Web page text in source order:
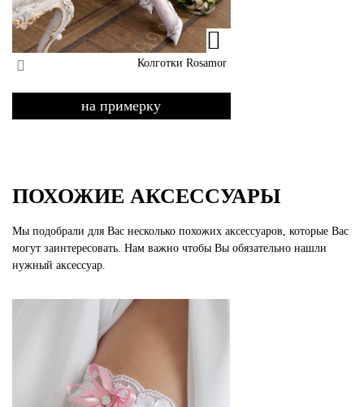
Колготки Rosamor
на примерку
ПОХОЖИЕ АКСЕССУАРЫ
Мы подобрали для Вас несколько похожих аксессуаров, которые Вас
могут заинтересовать. Нам важно чтобы Вы обязательно нашли
нужный аксессуар.